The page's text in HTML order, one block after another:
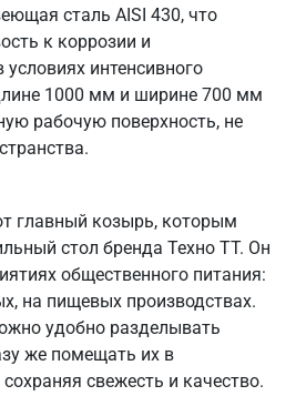
сталь AISI 430, что
к коррозии и
интенсивного
1000 мм и ширине 700 мм
рабочую поверхность, не
главный козырь, которым
стол бренда Техно ТТ. Он
общественного питания:
на пищевых производствах.
удобно разделывать
же помещать их в
свежесть и качество.